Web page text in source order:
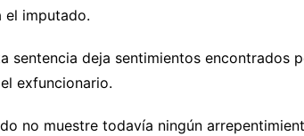
el imputado.
sentencia deja sentimientos encontrados
exfuncionario.
no muestre todavía ningún